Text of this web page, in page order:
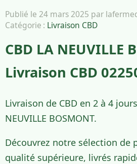
Publié le 24 mars 2025 par
Catégorie : Livraison CBD
CBD LA NEUVILLE
Livraison CBD
Livraison de CBD en 2 à 4
NEUVILLE BOSMONT.
Découvrez notre sélection de
qualité supérieure, livrés